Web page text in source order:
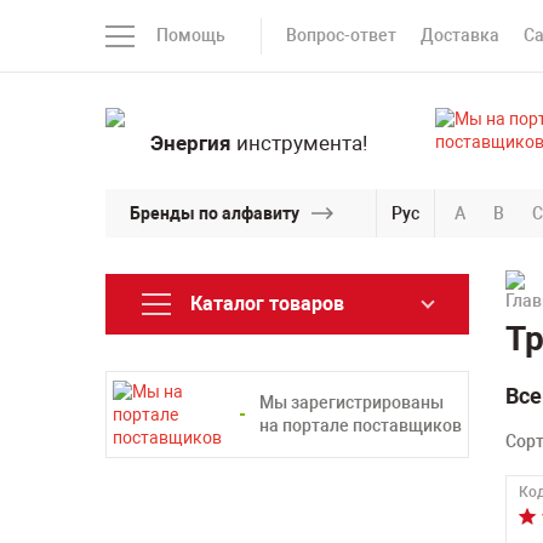
Помощь Вопрос-ответ Доставка
Энергия инструмента!
Бренды по алфавиту Рус A B C
Каталог товаров
Мы зарегистрированы
на портале поставщиков